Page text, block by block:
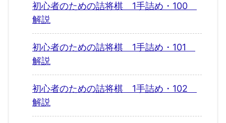
初心者のための詰将棋 1手詰め・100
解説
初心者のための詰将棋 1手詰め・101
解説
初心者のための詰将棋 1手詰め・102
解説